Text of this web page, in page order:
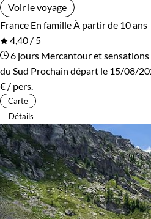
Voir le voyage
France En famille À partir de 10 ans
4,40 / 5
6 jours Mercantour et
du Sud Prochain départ le 15/08/
€ / pers.
Carte
Détails